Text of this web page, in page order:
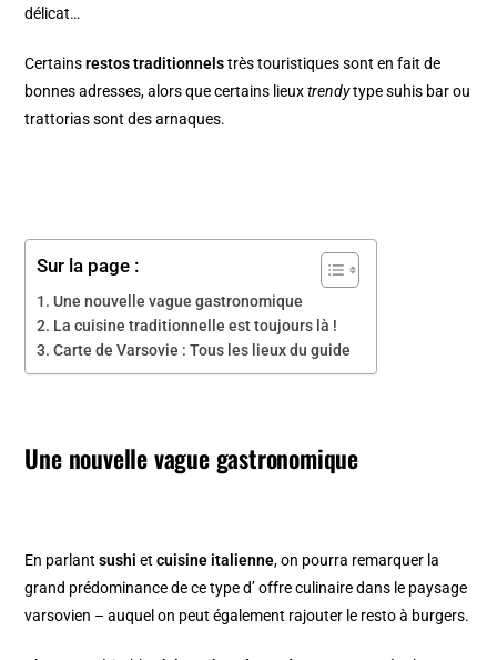
délicat…
Certainsrestos traditionnelstrès touristiques sont en fait de
bonnes adresses, alors que certains lieuxtrendytype suhis bar ou
trattorias sont des arnaques.
Sur la page :
Une nouvelle vague gastronomique
La cuisine traditionnelle est toujours là !
Carte de Varsovie : Tous les lieux du guide
Une nouvelle vague gastronomique
En parlantsushi etcuisine italienne, on pourra remarquer la
grand prédominance de ce type d’ offre culinaire dans le paysage
varsovien – auquel on peut également rajouter le resto à burgers.